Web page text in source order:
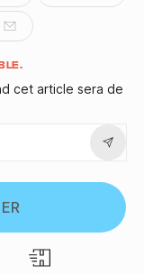
cet article sera de